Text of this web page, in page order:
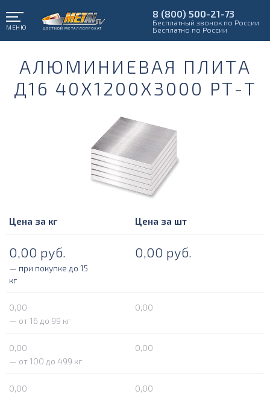
МЕНЮ
8 (800) 500-21-73
Бесплатный звонок по России
Бесплатно по России
АЛЮМИНИЕВАЯ ПЛИТА
Д16 40Х1200Х3000 РТ-Т
Цена за кг Цена за шт
0,00 руб. 0,00 руб.
— при покупке до 15
кг
0,00
0,00
— от 16 до 99 кг
0,00
0,00
— от 100 до 499 кг
0,00
0,00